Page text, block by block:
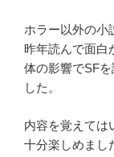
ホラー以外の小
昨年読んで面白
体の影響でSF
した。
内容を覚えては
十分楽しめまし